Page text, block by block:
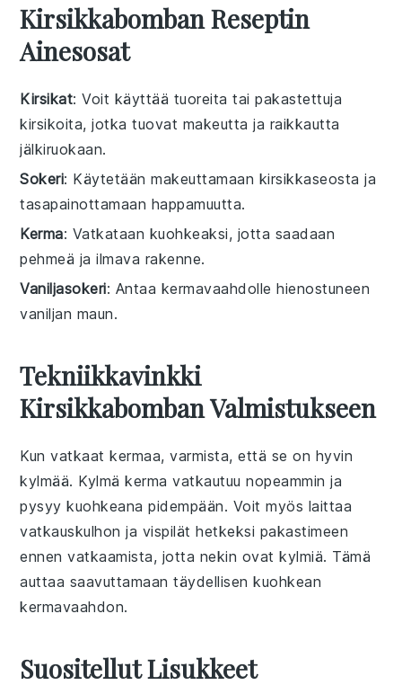
Kirsikkabomban Reseptin
Ainesosat
Kirsikat: Voit käyttää tuoreita tai pakastettuja
kirsikoita, jotka tuovat makeutta ja raikkautta
jälkiruokaan.
Sokeri: Käytetään makeuttamaan kirsikkaseosta ja
tasapainottamaan happamuutta.
Kerma: Vatkataan kuohkeaksi, jotta saadaan
pehmeä ja ilmava rakenne.
Vaniljasokeri: Antaa kermavaahdolle hienostuneen
vaniljan maun.
Tekniikkavinkki
Kirsikkabomban Valmistukseen
Kun vatkaatkermaa, varmista, että se on hyvin
kylmää. Kylmäkerma vatkautuu nopeammin ja
pysyy kuohkeana pidempään. Voit myös laittaa
vatkauskulhon ja vispilät hetkeksi pakastimeen
ennen vatkaamista, jotta nekin ovat kylmiä. Tämä
auttaa saavuttamaan täydellisen kuohkean
kermavaahdon.
Suositellut Lisukkeet